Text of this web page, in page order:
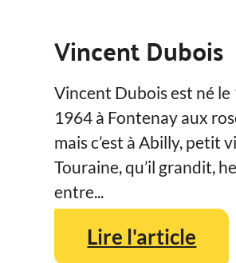
Vincent Dubois
Vincent Dubois est né le
1964 à Fontenay aux
mais c’est à Abilly, petit
Touraine, qu’il grandit,
entre...
Lire l'article